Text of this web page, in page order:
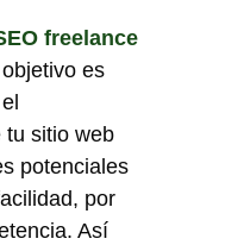
freelance
es
tu sitio web
potenciales
por
Así